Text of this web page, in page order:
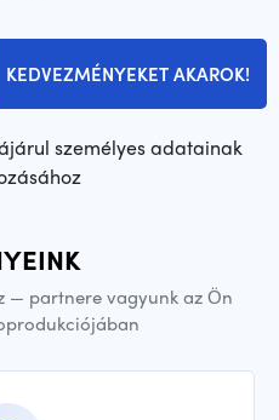
KEDVEZMÉNYEKET AKAROK!
személyes adatainak
— partnere vagyunk az Ön